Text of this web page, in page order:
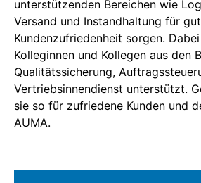
unterstützenden Bereichen wie
Versand und Instandhaltung für
Kundenzufriedenheit sorgen.
Kolleginnen und Kollegen aus den
Qualitätssicherung,
Vertriebsinnendienst unterstützt.
sie so für zufriedene Kunden und
AUMA.